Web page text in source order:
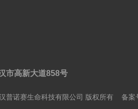
市高新大道858号
普诺赛生命科技有限公司 版权所有 备案